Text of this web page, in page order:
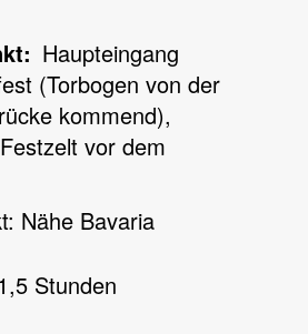
Haupteingang
(Torbogen von der
kommend),
vor dem
Nähe Bavaria
1,5 Stunden